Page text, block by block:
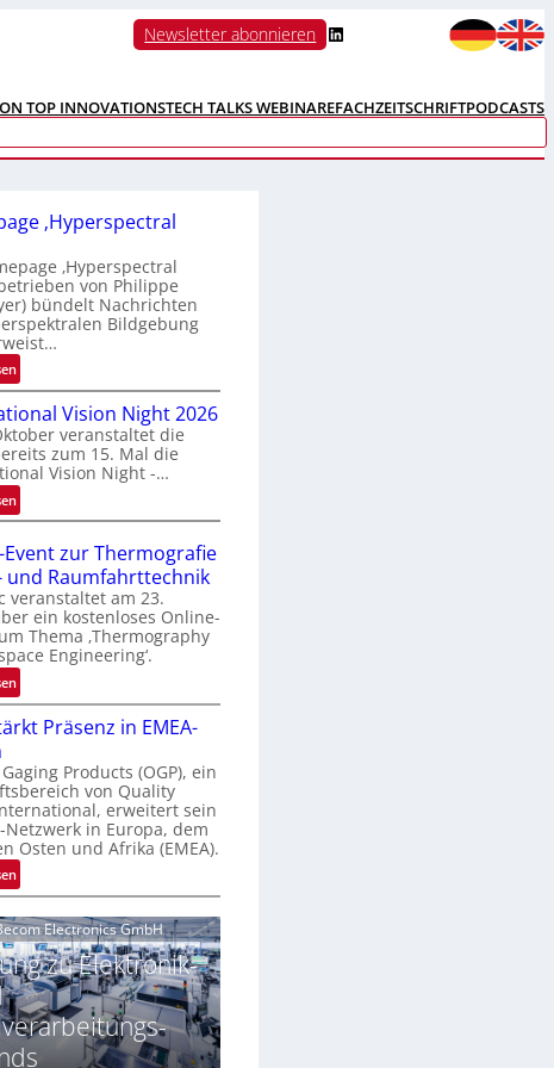
Newsletter abonnieren LinkedIn
TOP INNOVATIONSTECH TALKS WEBINAREFACHZEITSCHRIFTPODCASTS
‚Hyperspectral
‚Hyperspectral
von Philippe
bündelt Nachrichten
Bildgebung
:
H
o
m
e
p
a
g
e
‚
H
y
p
e
r
s
p
c
t
r
a
l
N
w
s
‘
Vision Night 2026
veranstaltet die
zum 15. Mal die
Vision Night -…
:
I
t
e
r
n
a
t
i
o
a
l
V
i
s
i
n
N
i
g
h
t
Event zur Thermografie
und Raumfahrttechnik
veranstaltet am 23.
ein kostenloses Online-
Thema ‚Thermography
Engineering‘.
:
O
n
i
n
e
-
E
v
n
t
z
u
r
T
Präsenz in EMEA-
Products (OGP), ein
von Quality
erweitert sein
Netzwerk in Europa, dem
Osten und Afrika (EMEA).
:
O
G
P
s
t
ä
r
k
Electronics GmbH
zu Elektronik-